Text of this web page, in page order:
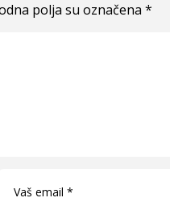
polja su označena *